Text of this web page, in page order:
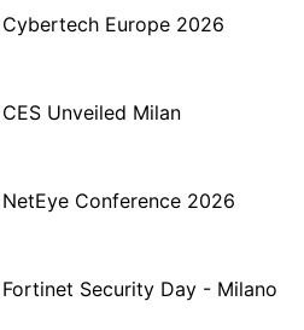
Cybertech Europe 2026
CES Unveiled Milan
NetEye Conference 2026
Fortinet Security Day - Milano